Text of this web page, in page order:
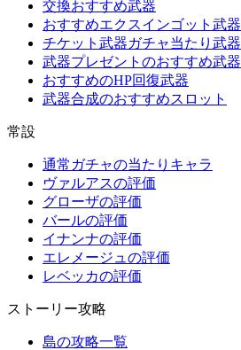
交換おすすめ武器
おすすめエクスインゴット武器
チケット武器ガチャ当たり武器
武器プレゼントのおすすめ武器
おすすめのHP回復武器
武器合成のおすすめスロット
常設
通常ガチャの当たりキャラ
ヴァルアスの評価
グローザの評価
バールの評価
イナンナの評価
エレメージュの評価
レベッカの評価
ストーリー攻略
島の攻略一覧